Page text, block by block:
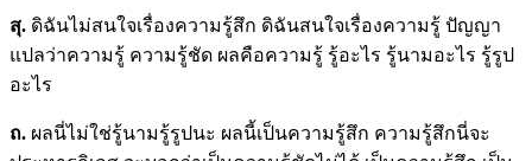
สุ. ดิฉันไม่สนใจเรื่องความรู้สึก ดิฉันสนใจเรื่องความรู้ ปัญญา
แปลว่าความรู้ ความรู้ชัด ผลคือความรู้ รู้อะไร รู้นามอะไร รู้รูป
อะไร
ถ. ผลนี่ไม่ใช่รู้นามรู้รูปนะ ผลนี้เป็นความรู้สึก ความรู้สึกนี่จะ